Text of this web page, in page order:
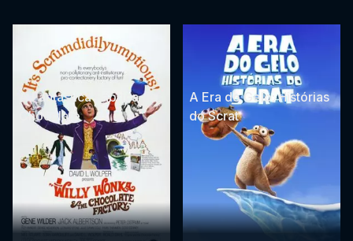
A Fantástica Fábrica de
Chocolate
A Era do Gelo: Histórias
do Scrat